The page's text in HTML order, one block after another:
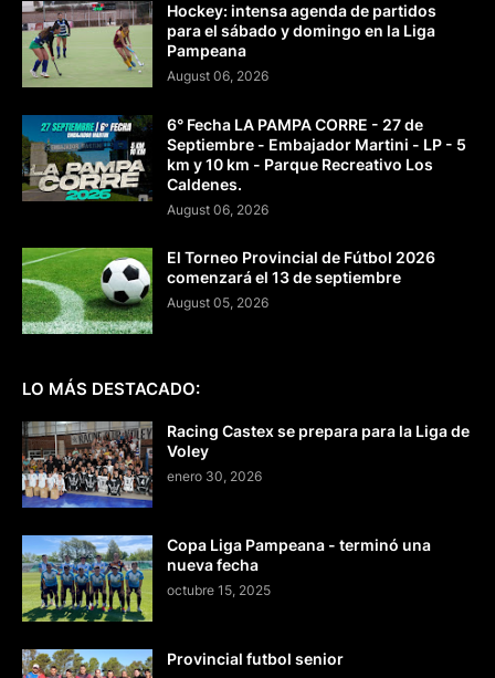
Hockey: intensa agenda de partidos
para el sábado y domingo en la Liga
Pampeana
August 06, 2026
6° Fecha LA PAMPA CORRE - 27 de
Septiembre - Embajador Martini - LP - 5
km y 10 km - Parque Recreativo Los
Caldenes.
August 06, 2026
El Torneo Provincial de Fútbol 2026
comenzará el 13 de septiembre
August 05, 2026
LO MÁS DESTACADO:
Racing Castex se prepara para la Liga de
Voley
enero 30, 2026
Copa Liga Pampeana - terminó una
nueva fecha
octubre 15, 2025
Provincial futbol senior